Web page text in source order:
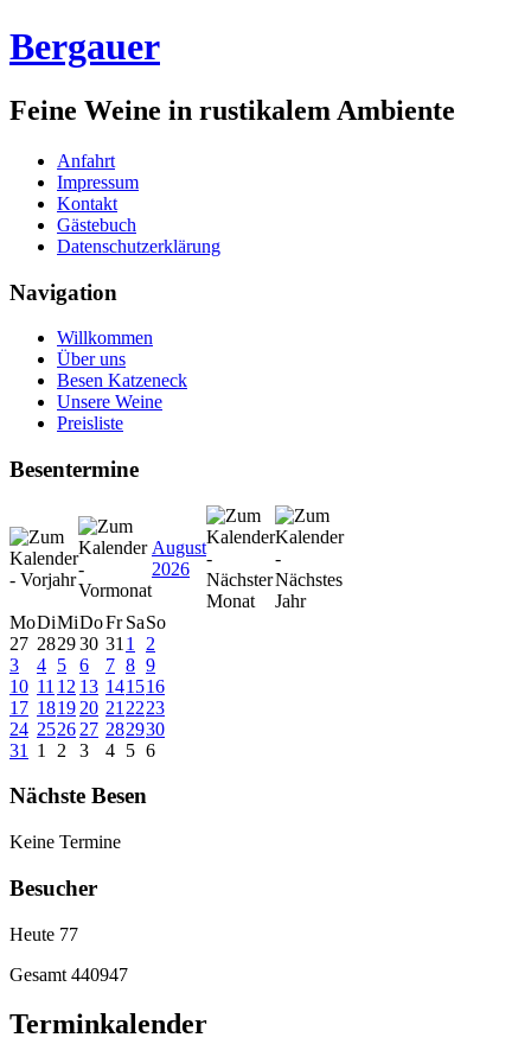
Bergauer
Feine Weine in rustikalem Ambiente
Anfahrt
Impressum
Kontakt
Gästebuch
Datenschutzerklärung
Navigation
Willkommen
Über uns
Besen Katzeneck
Unsere Weine
Preisliste
Besentermine
August
2026
MoDiMiDoFr SaSo
27 282930 31 1
2
3
4 5 6 7 8 9
10 11 12 13 141516
17 1819 20 21 2223
24 2526 27 282930
31
1 2 3 4 5 6
Nächste Besen
Keine Termine
Besucher
Heute 77
Gesamt 440947
Terminkalender